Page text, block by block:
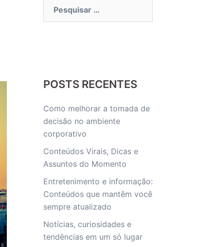
POSTS RECENTES
Como melhorar a tomada de
decisão no ambiente
corporativo
Conteúdos Virais, Dicas e
Assuntos do Momento
Entretenimento e informação:
Conteúdos que mantêm você
sempre atualizado
Notícias, curiosidades e
tendências em um só lugar